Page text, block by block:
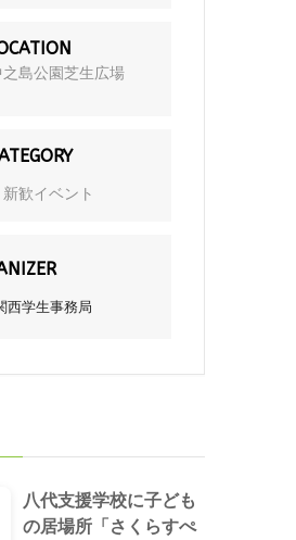
之島公園芝生広場
新歓イベント
西学生事務局
八代支援学校に子ども
の居場所「さくらすぺ